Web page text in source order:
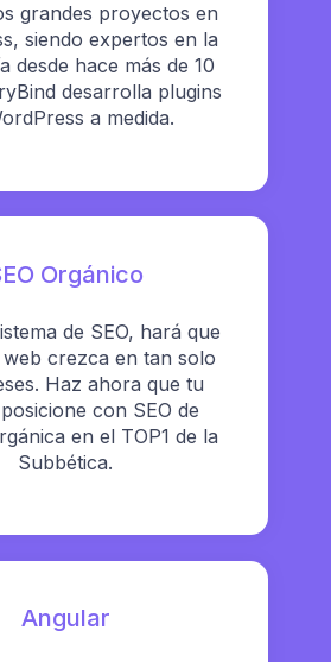
grandes proyectos en
siendo expertos en la
desde hace más de 10
desarrolla plugins
a medida.
Orgánico
de SEO, hará que
crezca en tan solo
Haz ahora que tu
con SEO de
en el TOP1 de la
Subbética.
Angular